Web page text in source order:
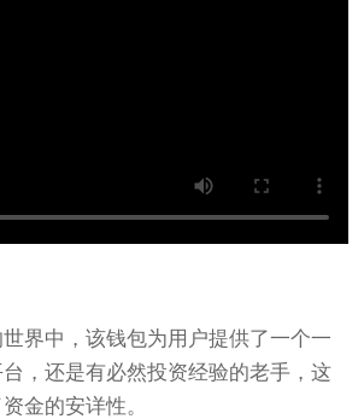
界中，该钱包为用户提供了一个一
，还是有必然投资经验的老手，这
金的安详性。